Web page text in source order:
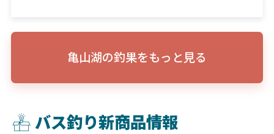
亀山湖の釣果をもっと見る
バス釣り新商品情報